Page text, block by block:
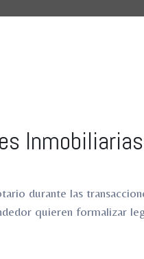
Inmobiliarias
durante las
quieren formalizar